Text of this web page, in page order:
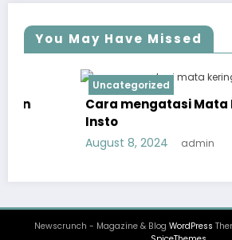
You May Have Missed
Uncategorized
Cara mengatasi Mata Kering
August 8, 2024 admin
Newscrunch - Magazine & Blog WordPress